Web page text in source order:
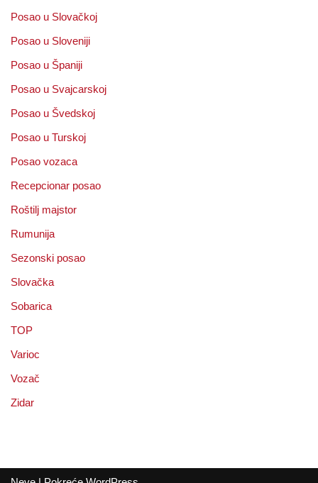
Posao u Slovačkoj
Posao u Sloveniji
Posao u Španiji
Posao u Svajcarskoj
Posao u Švedskoj
Posao u Turskoj
Posao vozaca
Recepcionar posao
Roštilj majstor
Rumunija
Sezonski posao
Slovačka
Sobarica
TOP
Varioc
Vozač
Zidar